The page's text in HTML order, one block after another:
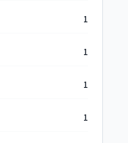
1
1
1
1